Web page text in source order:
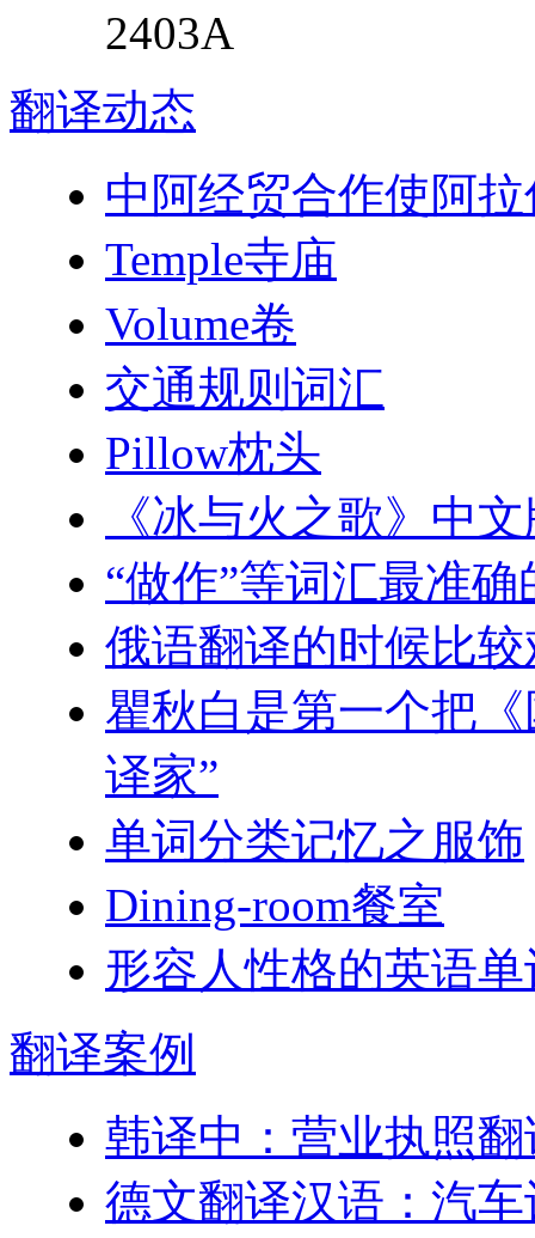
2403A
翻译动态
中阿经贸合作使阿
Temple寺庙
Volume卷
交通规则词汇
Pillow枕头
《冰与火之歌》中
“做作”等词汇最准
俄语翻译的时候比
瞿秋白是第一个把
译家”
单词分类记忆之服饰
Dining-room餐室
形容人性格的英语单
翻译案例
韩译中：营业执照翻
德文翻译汉语：汽